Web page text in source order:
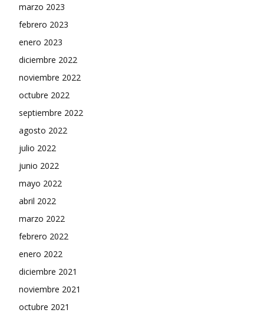
marzo 2023
febrero 2023
enero 2023
diciembre 2022
noviembre 2022
octubre 2022
septiembre 2022
agosto 2022
julio 2022
junio 2022
mayo 2022
abril 2022
marzo 2022
febrero 2022
enero 2022
diciembre 2021
noviembre 2021
octubre 2021